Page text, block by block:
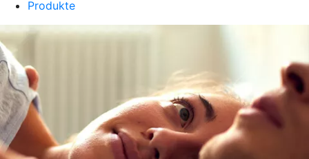
Produkte